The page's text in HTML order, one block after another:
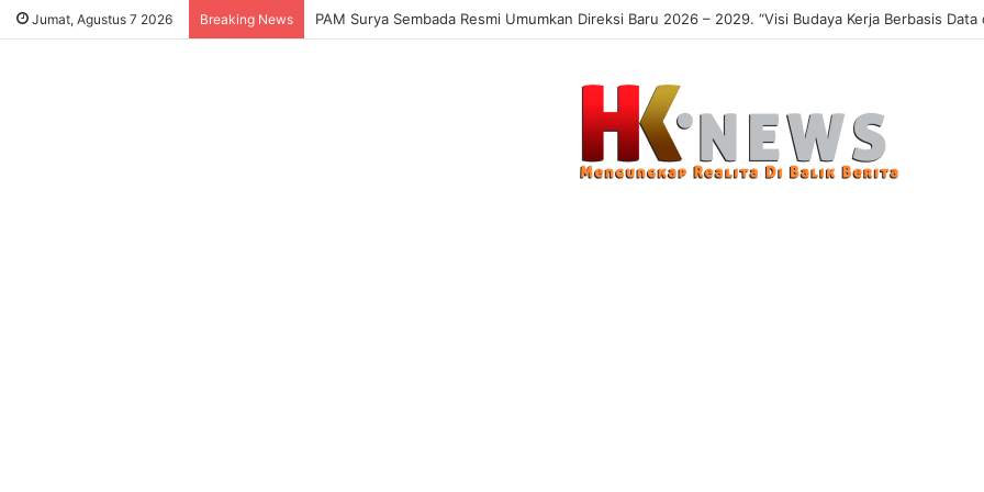
Jumat, Agustus 7 2026 Breaking News Sukses Tekan Bansos Salah Sasaran, Uji Coba Perlinsos Digital di Surabaya Hampir 100 Persen